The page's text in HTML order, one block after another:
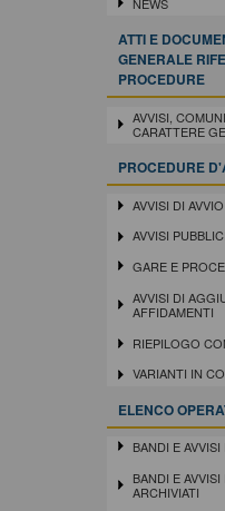
ATTI E
GENERALE
PROCEDURE
AVVISI,
CARATTERE
PROCEDURE
AVVISI DI
AVVISI PUBBLICI
GARE E
AVVISI DI
AFFIDAMENTI
RIEPILOGO
VARIANTI IN
ELENCO
BANDI E
BANDI E
ARCHIVIATI